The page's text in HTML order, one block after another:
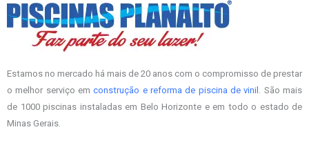
Estamos no mercado há mais de 20 anos com o compromisso de prestar
o melhor serviço emconstrução e reforma de piscina de vinil . São mais
de 1000 piscinas instaladas em Belo Horizonte e em todo o estado de
Minas Gerais.